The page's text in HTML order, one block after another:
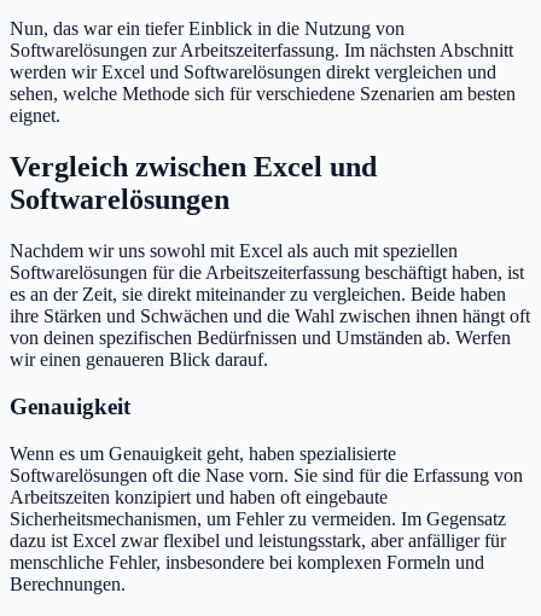
Nun, das war ein tiefer Einblick in die Nutzung von
Softwarelösungen zur Arbeitszeiterfassung. Im nächsten Abschnitt
werden wir Excel und Softwarelösungen direkt vergleichen und
sehen, welche Methode sich für verschiedene Szenarien am besten
eignet.
Vergleich zwischen Excel und
Softwarelösungen
Nachdem wir uns sowohl mit Excel als auch mit speziellen
Softwarelösungen für die Arbeitszeiterfassung beschäftigt haben, ist
es an der Zeit, sie direkt miteinander zu vergleichen. Beide haben
ihre Stärken und Schwächen und die Wahl zwischen ihnen hängt oft
von deinen spezifischen Bedürfnissen und Umständen ab. Werfen
wir einen genaueren Blick darauf.
Genauigkeit
Wenn es um Genauigkeit geht, haben spezialisierte
Softwarelösungen oft die Nase vorn. Sie sind für die Erfassung von
Arbeitszeiten konzipiert und haben oft eingebaute
Sicherheitsmechanismen, um Fehler zu vermeiden. Im Gegensatz
dazu ist Excel zwar flexibel und leistungsstark, aber anfälliger für
menschliche Fehler, insbesondere bei komplexen Formeln und
Berechnungen.